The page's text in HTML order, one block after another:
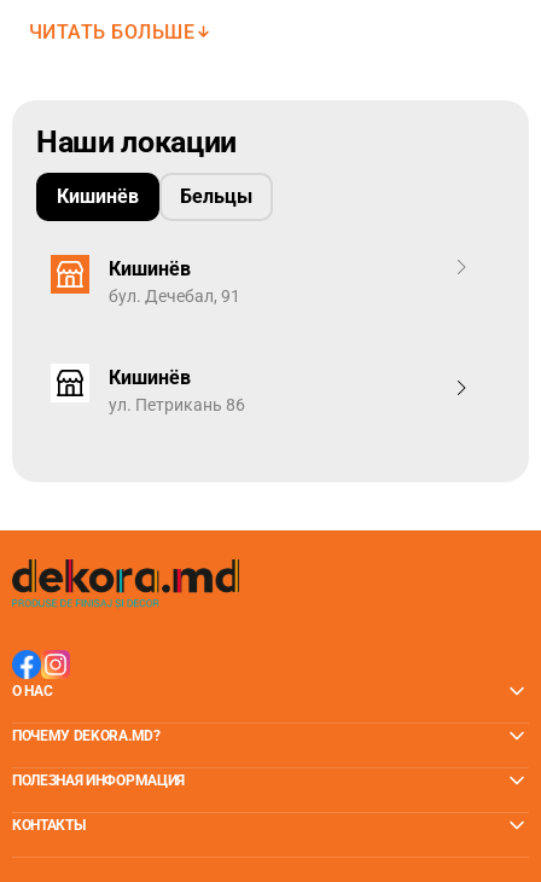
Гладкая белая поверхность
Экономичное решение по звукопоглощению (NRC =
Противопожарная эффективность - класс A1
Легкая панель, легко переносить и устанавливать
Видимая поверхность: Стекловолокно, окрашенное
в белый цвет
Задняя сторона: покрытие из стекловолокна.
Торговые центры
ЧИТАТЬ БОЛЬШЕ
Наши локации
Кишинёв Бельцы
Кишинёв
бул. Дечебал, 91
Кишинёв
ул. Петрикань 86
О НАС
ПОЧЕМУ DEKORA.MD?
ПОЛЕЗНАЯ ИНФОРМАЦИЯ
КОНТАКТЫ